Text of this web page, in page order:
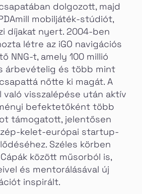
dolgozott, majd
mobiljáték-stúdiót,
díjakat nyert. 2004-ben
létre az iGO navigációs
NNG-t, amely 100 millió
árbevételig és több mint
nőtte ki magát. A
való visszalépése után aktív
befektetőként több
támogatott, jelentősen
kelet-európai startup-
Széles körben
között műsorból is,
és mentorálásával új
inspirált.